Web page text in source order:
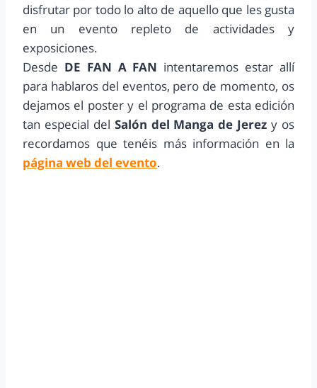
disfrutar por todo lo alto de aquello que les gusta
en un evento repleto de actividades y
exposiciones.
Desde DE FAN A FAN intentaremos estar allí
para hablaros del eventos, pero de momento, os
dejamos el poster y el programa de esta edición
tan especial del Salón del Manga de Jerez y os
recordamos que tenéis más información en la
página web del evento.